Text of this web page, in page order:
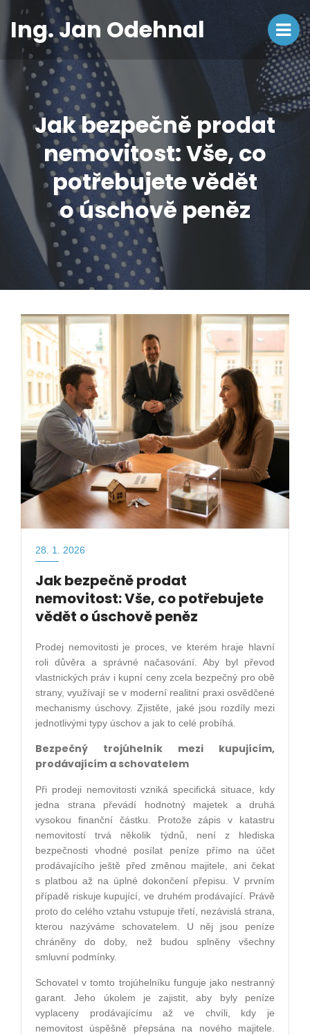
Ing. Jan Odehnal
Jak bezpečně prodat
nemovitost: Vše, co
potřebujete vědět
o úschově peněz
28. 1. 2026
Jak bezpečně prodat
nemovitost: Vše, co potřebujete
vědět o úschově peněz
Prodej nemovitosti je proces, ve kterém hraje hlavní
roli důvěra a správné načasování. Aby byl převod
vlastnických práv i kupní ceny zcela bezpečný pro obě
strany, využívají se v moderní realitní praxi osvědčené
mechanismy úschovy. Zjistěte, jaké jsou rozdíly mezi
jednotlivými typy úschov a jak to celé probíhá.
Bezpečný trojúhelník mezi kupujícím,
prodávajícím a schovatelem
Při prodeji nemovitosti vzniká specifická situace, kdy
jedna strana převádí hodnotný majetek a druhá
vysokou finanční částku. Protože zápis v katastru
nemovitostí trvá několik týdnů, není z hlediska
bezpečnosti vhodné posílat peníze přímo na účet
prodávajícího ještě před změnou majitele, ani čekat
s platbou až na úplné dokončení přepisu. V prvním
případě riskuje kupující, ve druhém prodávající. Právě
proto do celého vztahu vstupuje třetí, nezávislá strana,
kterou nazýváme schovatelem. U něj jsou peníze
chráněny do doby, než budou splněny všechny
smluvní podmínky.
Schovatel v tomto trojúhelníku funguje jako nestranný
garant. Jeho úkolem je zajistit, aby byly peníze
vyplaceny prodávajícímu až ve chvíli, kdy je
nemovitost úspěšně přepsána na nového majitele.